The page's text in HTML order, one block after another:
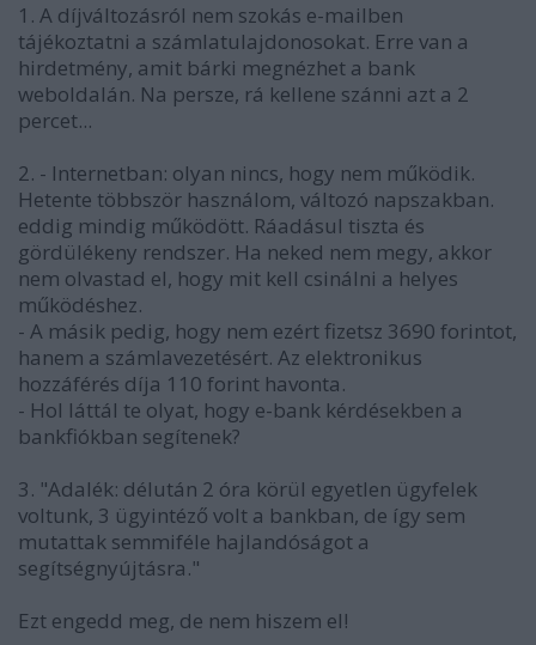
1. A díjváltozásról nem szokás e-mailben
tájékoztatni a számlatulajdonosokat. Erre van a
hirdetmény, amit bárki megnézhet a bank
weboldalán. Na persze, rá kellene szánni azt a 2
percet...
2. - Internetban: olyan nincs, hogy nem működik.
Hetente többször használom, változó napszakban.
eddig mindig működött. Ráadásul tiszta és
gördülékeny rendszer. Ha neked nem megy, akkor
nem olvastad el, hogy mit kell csinálni a helyes
működéshez.
- A másik pedig, hogy nem ezért fizetsz 3690 forintot,
hanem a számlavezetésért. Az elektronikus
hozzáférés díja 110 forint havonta.
- Hol láttál te olyat, hogy e-bank kérdésekben a
bankfiókban segítenek?
3. "Adalék: délután 2 óra körül egyetlen ügyfelek
voltunk, 3 ügyintéző volt a bankban, de így sem
mutattak semmiféle hajlandóságot a
segítségnyújtásra."
Ezt engedd meg, de nem hiszem el!